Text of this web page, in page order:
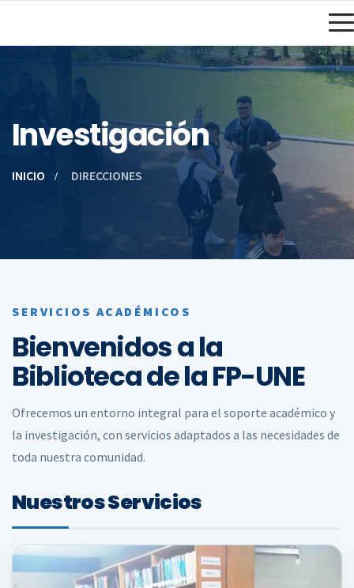
Investigación
INICIO DIRECCIONES
SERVICIOS ACADÉMICOS
Bienvenidos a la
Biblioteca de la FP-UNE
Ofrecemos un entorno integral para el soporte académico y
la investigación, con servicios adaptados a las necesidades de
toda nuestra comunidad.
Nuestros Servicios